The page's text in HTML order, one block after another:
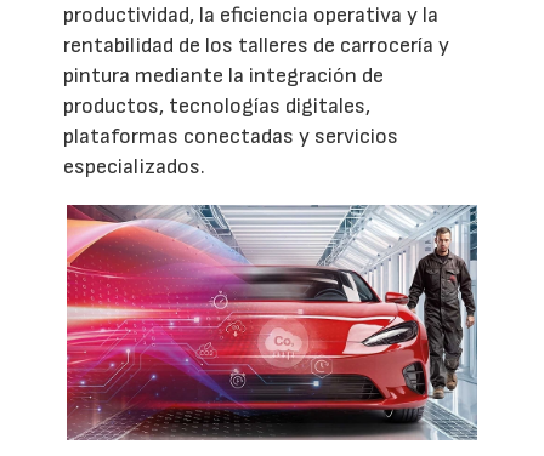
productividad, la eficiencia operativa y la
rentabilidad de los talleres de carrocería y
pintura mediante la integración de
productos, tecnologías digitales,
plataformas conectadas y servicios
especializados.